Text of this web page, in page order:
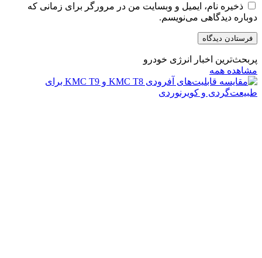
ذخیره نام، ایمیل و وبسایت من در مرورگر برای زمانی که
دوباره دیدگاهی می‌نویسم.
پربحث‌ترین اخبار انرژی خودرو
مشاهده همه